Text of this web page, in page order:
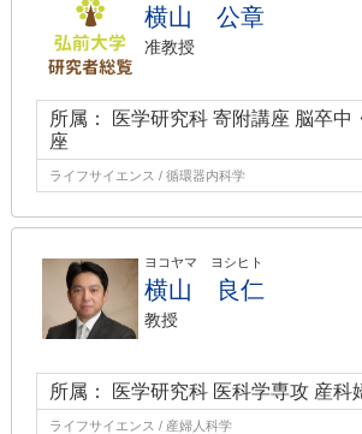
横山 公章
准教授
所属： 医学研究科 寄附講座 脳卒中
座
ライフサイエンス / 循環器内科学
ヨコヤマ ヨシヒト
横山 良仁
教授
所属： 医学研究科 医科学専攻 産科
ライフサイエンス / 産婦人科学